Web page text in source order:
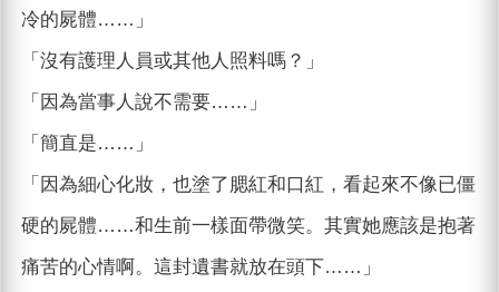
冷的屍體……」
「沒有護理人員或其他人照料嗎？」
「因為當事人說不需要……」
「簡直是……」
「因為細心化妝，也塗了腮紅和口紅，看起來不像已僵
硬的屍體……和生前一樣面帶微笑。其實她應該是抱著
痛苦的心情啊。這封遺書就放在頭下……」